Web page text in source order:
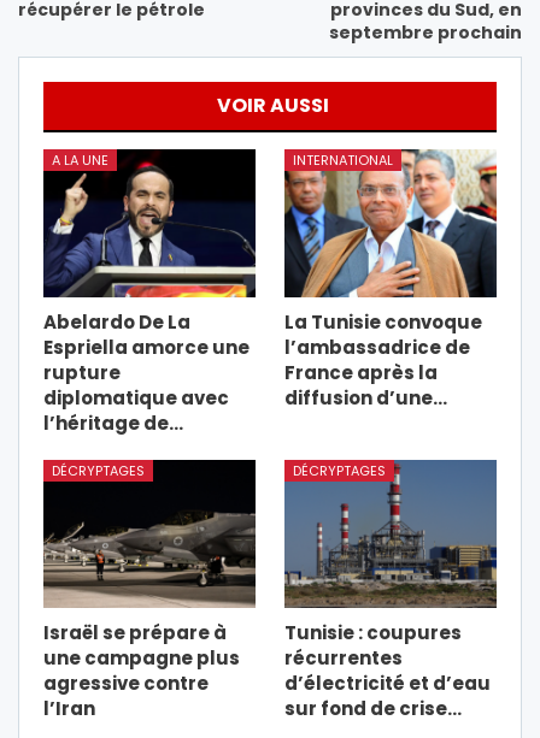
récupérer le pétrole
provinces du Sud, en
septembre prochain
VOIR AUSSI
A LA UNE
Abelardo De La
Espriella amorce une
rupture
diplomatique avec
l’héritage de…
INTERNATIONAL
La Tunisie convoque
l’ambassadrice de
France après la
diffusion d’une…
DÉCRYPTAGES
Israël se prépare à
une campagne plus
agressive contre
l’Iran
DÉCRYPTAGES
Tunisie : coupures
récurrentes
d’électricité et d’eau
sur fond de crise…